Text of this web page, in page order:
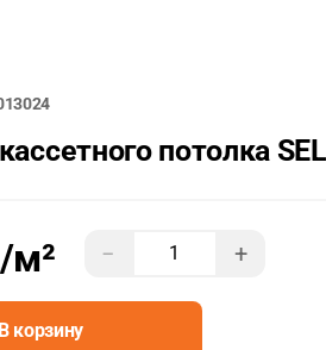
потолка
/м² − +
корзину